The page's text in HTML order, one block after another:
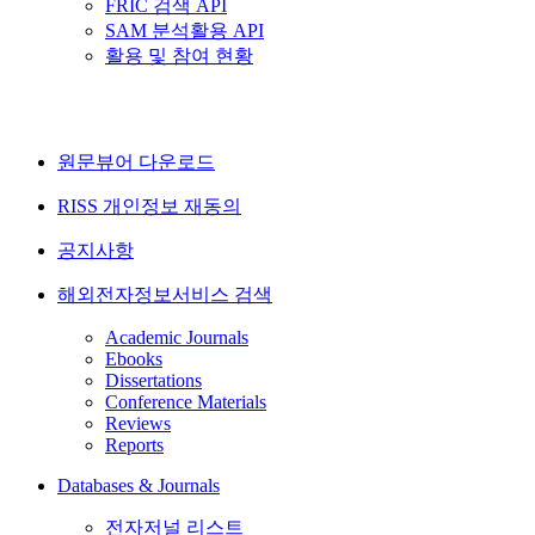
FRIC 검색 API
SAM 분석활용 API
활용 및 참여 현황
원문뷰어 다운로드
RISS 개인정보 재동의
공지사항
해외전자정보서비스 검색
Academic Journals
Ebooks
Dissertations
Conference Materials
Reviews
Reports
Databases & Journals
전자저널 리스트